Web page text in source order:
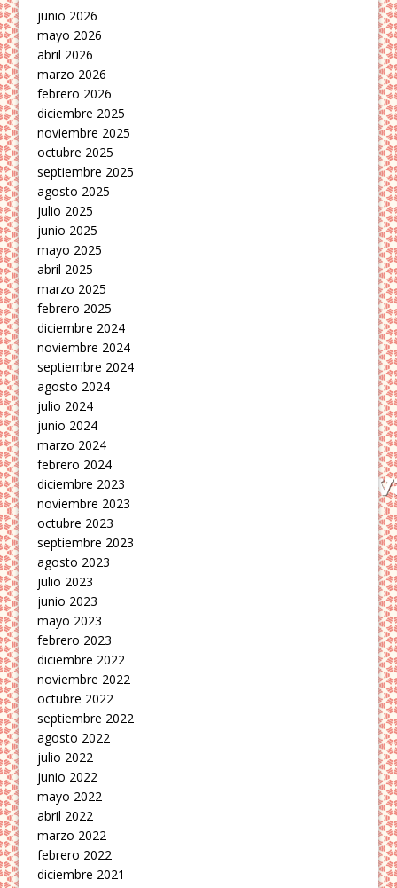
junio 2026
mayo 2026
abril 2026
marzo 2026
febrero 2026
diciembre 2025
noviembre 2025
octubre 2025
septiembre 2025
agosto 2025
julio 2025
junio 2025
mayo 2025
abril 2025
marzo 2025
febrero 2025
diciembre 2024
noviembre 2024
septiembre 2024
agosto 2024
julio 2024
junio 2024
marzo 2024
febrero 2024
diciembre 2023
noviembre 2023
octubre 2023
septiembre 2023
agosto 2023
julio 2023
junio 2023
mayo 2023
febrero 2023
diciembre 2022
noviembre 2022
octubre 2022
septiembre 2022
agosto 2022
julio 2022
junio 2022
mayo 2022
abril 2022
marzo 2022
febrero 2022
diciembre 2021